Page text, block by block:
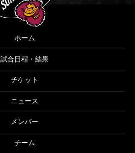
ホーム
試合日程・結果
チケット
ニュース
メンバー
チーム